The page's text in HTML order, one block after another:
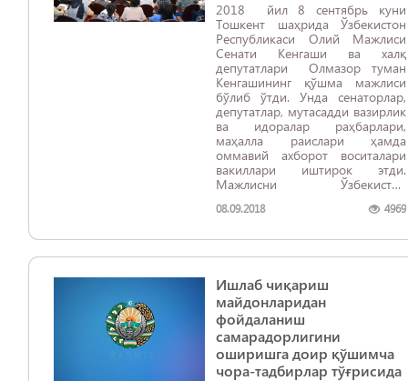
2018 йил 8 сентябрь куни
Тошкент шаҳрида Ўзбекистон
Республикаси Олий Мажлиси
Сенати Кенгаши ва халқ
депутатлари Олмазор туман
Кенгашининг қўшма мажлиси
бўлиб ўтди. Унда сенаторлар,
депутатлар, мутасадди вазирлик
ва идоралар раҳбарлари,
маҳалла раислари ҳамда
оммавий ахборот воситалари
вакиллари иштирок этди.
Мажлисни Ўзбекистон
Сенати Раиси Ниғматилла
08.09.2018 4969
Ишлаб чиқариш
майдонларидан
фойдаланиш
самарадорлигини
оширишга доир қўшимча
чора-тадбирлар тўғрисида